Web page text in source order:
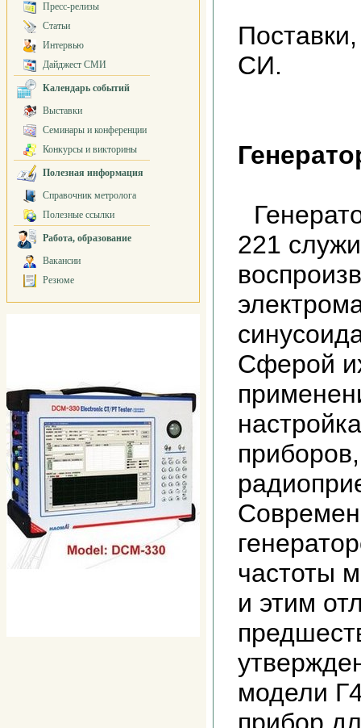
Пресс-релизы
Статьи
Интервью
Дайджест СМИ
Календарь событий
Выставки
Семинары и конференции
Конкурсы и викторины
Полезная информация
Справочник метролога
Полезные ссылки
Работа, образование
Вакансии
Резюме
СИ.
221
Сферой
частоты
и этим
модели